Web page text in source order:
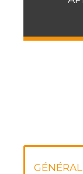
GÉNÉRAL